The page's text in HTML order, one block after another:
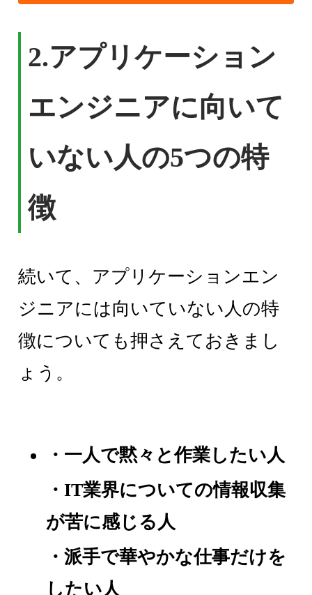
2.アプリケーション
エンジニアに向いて
いない人の5つの特
徴
続いて、アプリケーションエン
ジニアには向いていない人の特
徴についても押さえておきまし
ょう。
・一人で黙々と作業したい人
・IT業界についての情報収集
が苦に感じる人
・派手で華やかな仕事だけを
したい人